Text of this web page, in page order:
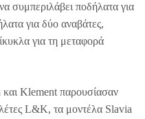
συμπεριλάβει ποδήλατα για
για δύο αναβάτες,
για τη μεταφορά
Klement παρουσίασαν
L&K, τα μοντέλα Slavia